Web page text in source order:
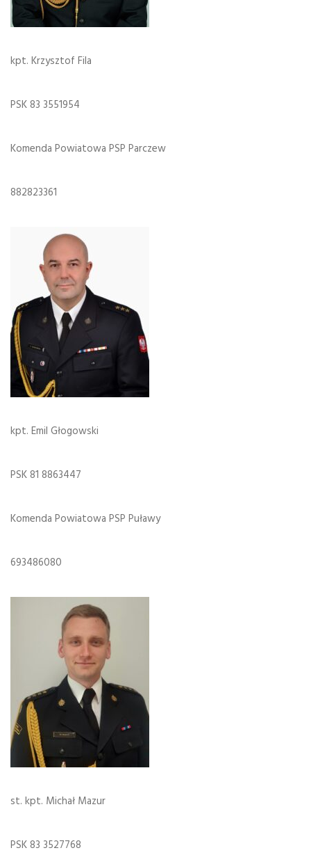
kpt. Krzysztof Fila
PSK 83 3551954
Komenda Powiatowa PSP Parczew
882823361
kpt. Emil Głogowski
PSK 81 8863447
Komenda Powiatowa PSP Puławy
693486080
st. kpt. Michał Mazur
PSK 83 3527768